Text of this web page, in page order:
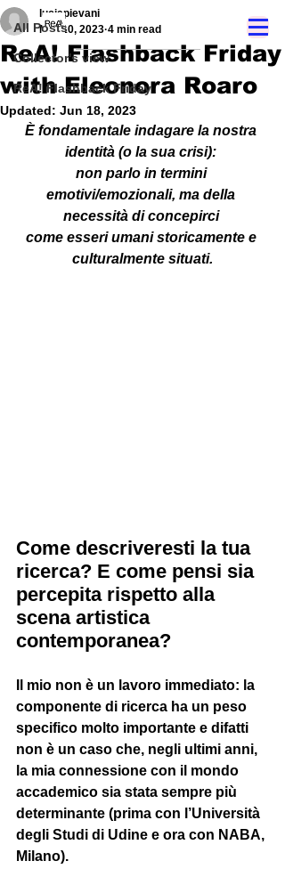
All Posts
Collector's view
ReA! Flashback Friday
ReA! Flashback Friday
with Eleonora Roaro
luciapievani
Mar 10, 2023 4 min read
Updated: Jun 18, 2023
È fondamentale indagare la nostra
identità (o la sua crisi):
non parlo in termini
emotivi/emozionali, ma della
necessità di concepirci
come esseri umani storicamente e
culturalmente situati.
Come descriveresti la tua
ricerca? E come pensi sia
percepita rispetto alla
scena artistica
contemporanea?
Il mio non è un lavoro immediato: la
componente di ricerca ha un peso
specifico molto importante e difatti
non è un caso che, negli ultimi anni,
la mia connessione con il mondo
accademico sia stata sempre più
determinante (prima con l’Università
degli Studi di Udine e ora con NABA,
Milano).